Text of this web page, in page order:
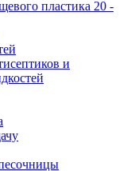
пластика 20 -
и